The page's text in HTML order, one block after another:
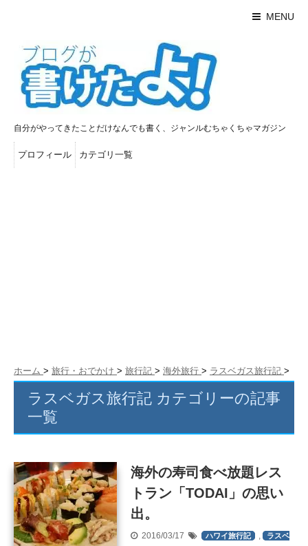
MENU
自分がやってきたことだけなんでも書く、ジャンルむちゃくちゃマガジン
プロフィール カテゴリ一覧
ホーム > 旅行・おでかけ > 旅行記 > 海外旅行 > ラスベガス旅行記 >
ラスベガス旅行記 カテゴリーの記事
一覧
海外の寿司食べ放題レス
トラン「TODAI」の思い
出。
2016/03/17 ハワイ旅行記 ,
ラスベ